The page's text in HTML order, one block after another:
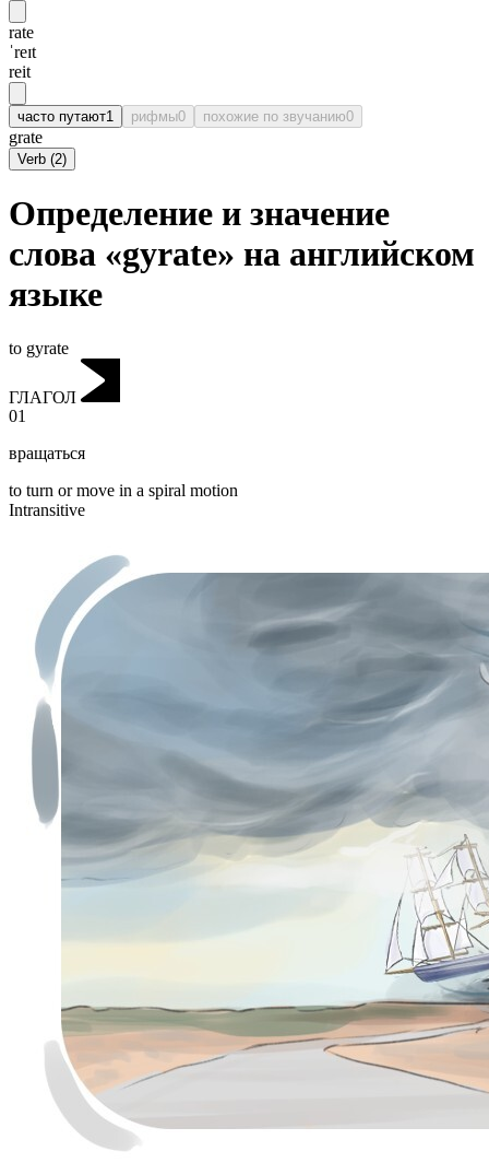
rate
ˈreɪt
reit
часто путают1 рифмы0 похожие по звучанию0
grate
Verb (2)
Определение и значение
слова «gyrate» на английском
языке
to gyrate
ГЛАГОЛ
01
вращаться
to turn or move in a spiral motion
Intransitive